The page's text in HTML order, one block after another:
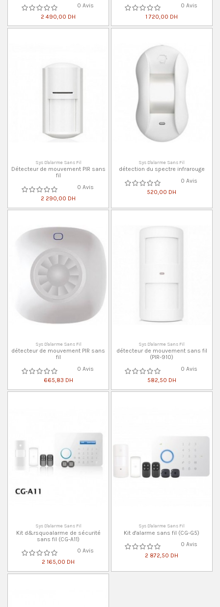
0 Avis
2 490,00 DH
0 Avis
1 720,00 DH
Sys D'alarme Sans Fil
Détecteur de mouvement PIR sans
fil
0 Avis
2 290,00 DH
Sys D'alarme Sans Fil
détection du spectre infrarouge
0 Avis
520,00 DH
Sys D'alarme Sans Fil
détecteur de mouvement PIR sans
fil
0 Avis
665,83 DH
Sys D'alarme Sans Fil
détecteur de mouvement sans fil
(PIR-910)
0 Avis
582,50 DH
Sys D'alarme Sans Fil
Kit d&rsquoalarme de sécurité
sans fil (CG-A11)
0 Avis
2 165,00 DH
Sys D'alarme Sans Fil
Kit d'alarme sans fil (CG-G5)
0 Avis
2 872,50 DH